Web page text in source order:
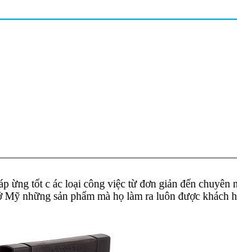
tốt c ác loại công việc từ đơn giản đến chuyên
những sản phẩm mà họ làm ra luôn được khách